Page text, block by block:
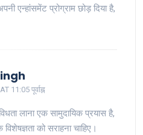
एन्हांसमेंट प्रोग्राम छोड़ दिया है,
11:05 पूर्वाह्न
लाना एक सामुदायिक प्रयास है,
को सराहना चाहिए।